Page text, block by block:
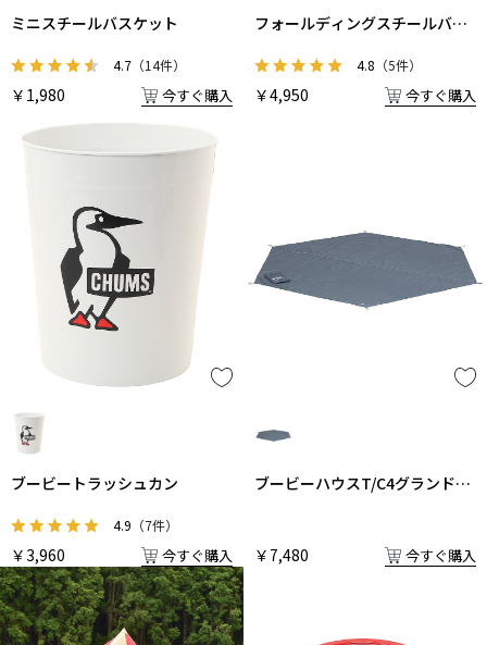
ミニスチールバスケット
4.7 （14件）
￥1,980 今すぐ購入
フォールディングスチールバス
4.8 （5件）
￥4,950 今すぐ購入
ブービートラッシュカン
4.9 （7件）
￥3,960 今すぐ購入
ブービーハウスT/C4グランドシ
￥7,480 今すぐ購入